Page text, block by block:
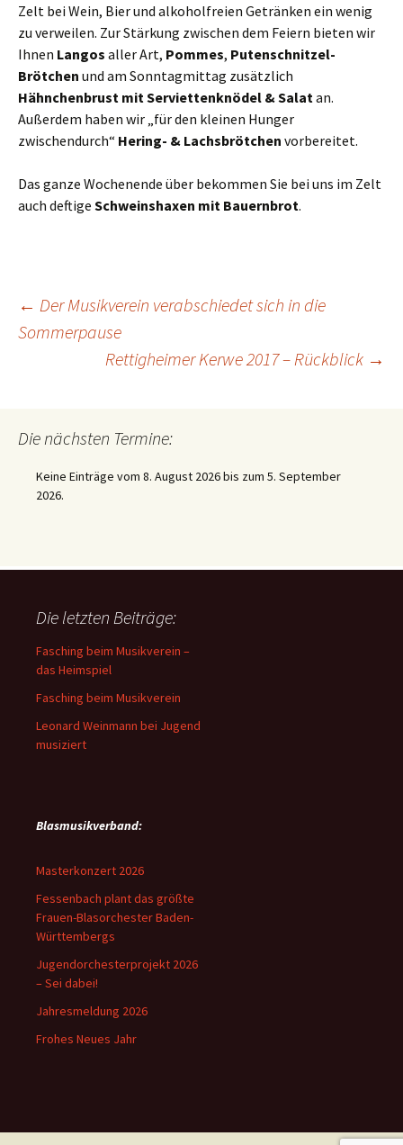
Zelt bei Wein, Bier und alkoholfreien Getränken ein wenig
zu verweilen. Zur Stärkung zwischen dem Feiern bieten wir
Ihnen Langos aller Art, Pommes, Putenschnitzel-
Brötchen und am Sonntagmittag zusätzlich
Hähnchenbrust mit Serviettenknödel & Salatan.
Außerdem haben wir „für den kleinen Hunger
zwischendurch“ Hering- & Lachsbrötchen vorbereitet.
Das ganze Wochenende über bekommen Sie bei uns im Zelt
auch deftige Schweinshaxen mit Bauernbrot.
Beitragsnavigation
← Der Musikverein verabschiedet sich in die
Sommerpause
Rettigheimer Kerwe 2017 – Rückblick →
Die nächsten Termine:
Keine Einträge vom 8. August 2026 bis zum 5. September
2026.
Die letzten Beiträge:
Fasching beim Musikverein –
das Heimspiel
Fasching beim Musikverein
Leonard Weinmann bei Jugend
musiziert
Blasmusikverband:
Masterkonzert 2026
Fessenbach plant das größte
Frauen-Blasorchester Baden-
Württembergs
Jugendorchesterprojekt 2026
– Sei dabei!
Jahresmeldung 2026
Frohes Neues Jahr